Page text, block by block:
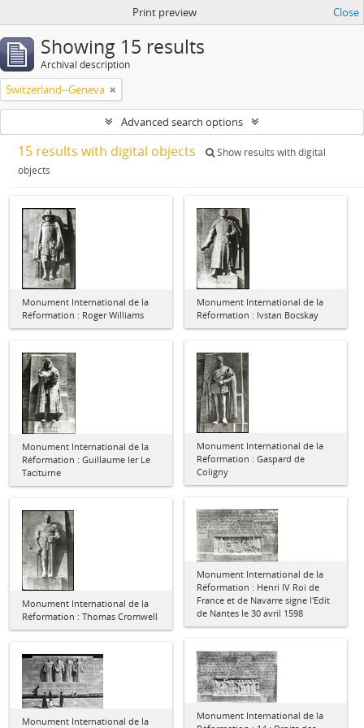
Print preview Close
Showing 15 results
Archival description
Switzerland--Geneva
Advanced search options
15 results with digital objects
Show results with digital
objects
Monument International de la
Réformation : Roger Williams
Monument International de la
Réformation : Ivstan Bocskay
Monument International de la
Réformation : Guillaume Ier Le
Taciturne
Monument International de la
Réformation : Gaspard de
Coligny
Monument International de la
Réformation : Henri IV Roi de
France et de Navarre signe l'Edit
de Nantes le 30 avril 1598
Monument International de la
Réformation : Thomas Cromwell
Monument International de la
Monument International de la